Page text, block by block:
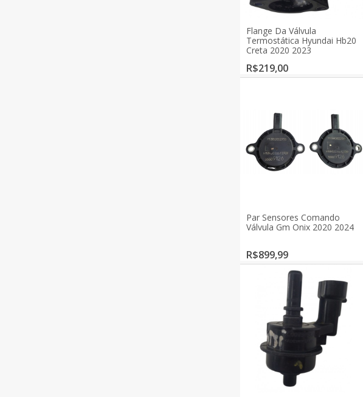
Flange Da Válvula
Termostática Hyundai Hb20
Creta 2020 2023
R$219,00
Par Sensores Comando
Válvula Gm Onix 2020 2024
R$899,99